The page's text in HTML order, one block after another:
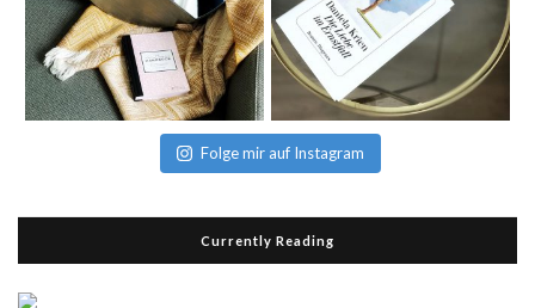
Folge mir auf Instagram
Currently Reading